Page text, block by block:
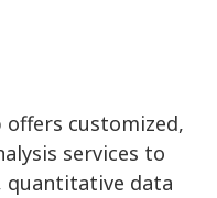
customized,
services to
quantitative data